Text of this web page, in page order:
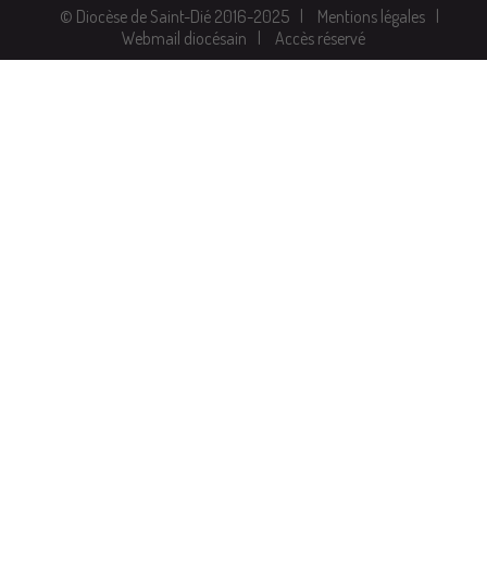
© Diocèse de Saint-Dié 2016-2025
Mentions légales
Webmail diocésain
Accès réservé